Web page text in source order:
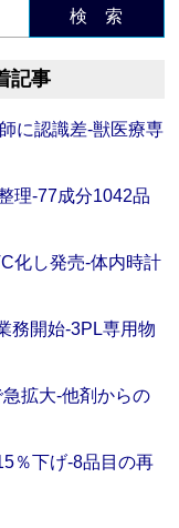
検 索
記事
に認識差‐獣医療専
理‐77成分1042品
化し発売‐体内時計
務開始‐3PL専用物
拡大‐他剤からの
％下げ‐8品目の再